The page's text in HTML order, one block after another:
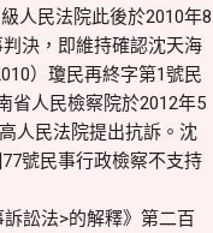
人民法院此後於2010年8
決，即維持確認沈天海
）瓊民再終字第1號民
省人民檢察院於2012年5
人民法院提出抗訴。沈
號民事行政檢察不支持
訟法>的解釋》第二百